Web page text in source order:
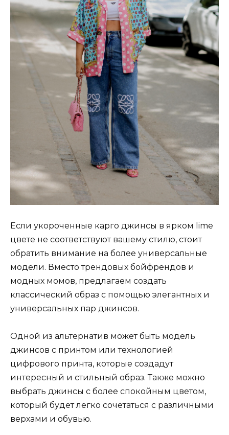
Если укороченные карго джинсы в ярком lime
цвете не соответствуют вашему стилю, стоит
обратить внимание на более универсальные
модели. Вместо трендовых бойфрендов и
модных момов, предлагаем создать
классический образ с помощью элегантных и
универсальных пар джинсов.
Одной из альтернатив может быть модель
джинсов с принтом или технологией
цифрового принта, которые создадут
интересный и стильный образ. Также можно
выбрать джинсы с более спокойным цветом,
который будет легко сочетаться с различными
верхами и обувью.